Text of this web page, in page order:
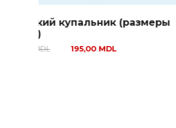
купальник (размеры
MDL 195,00MDL